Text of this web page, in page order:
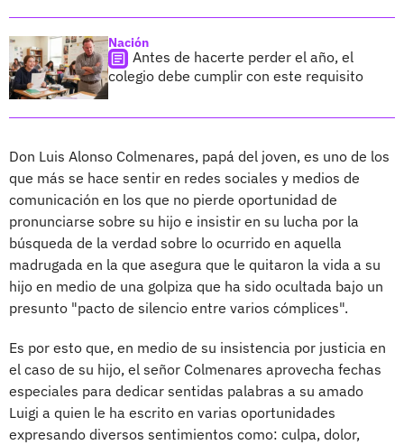
Nación
Antes de hacerte perder el año, el
colegio debe cumplir con este requisito
Don Luis Alonso Colmenares, papá del joven, es uno de los
que más se hace sentir en redes sociales y medios de
comunicación en los que no pierde oportunidad de
pronunciarse sobre su hijo e insistir en su lucha por la
búsqueda de la verdad sobre lo ocurrido en aquella
madrugada en la que asegura que le quitaron la vida a su
hijo en medio de una golpiza que ha sido ocultada bajo un
presunto "pacto de silencio entre varios cómplices".
Es por esto que, en medio de su insistencia por justicia en
el caso de su hijo, el señor Colmenares aprovecha fechas
especiales para dedicar sentidas palabras a su amado
Luigi a quien le ha escrito en varias oportunidades
expresando diversos sentimientos como: culpa, dolor,